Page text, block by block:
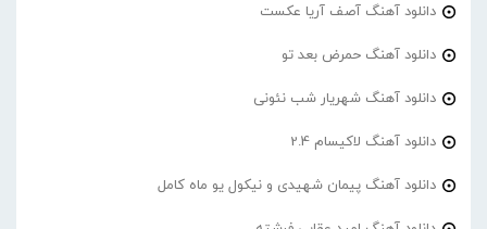
دانلود آهنگ آصف آریا عکست
دانلود آهنگ حمرض بعد تو
دانلود آهنگ شهریار شب نئونی
دانلود آهنگ لاکیسام 2.4
دانلود آهنگ پیمان شهیدی و نیکول یو ماه کامل